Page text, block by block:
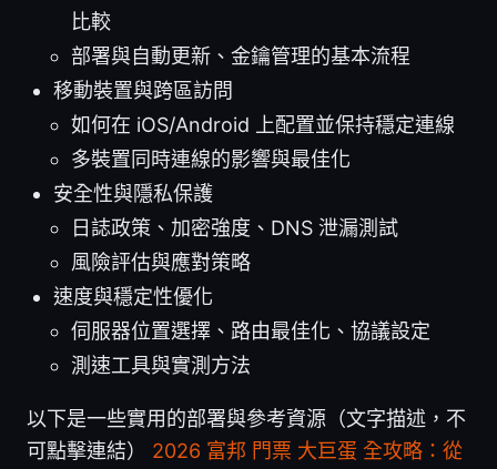
比較
部署與自動更新、金鑰管理的基本流程
移動裝置與跨區訪問
如何在 iOS/Android 上配置並保持穩定連線
多裝置同時連線的影響與最佳化
安全性與隱私保護
日誌政策、加密強度、DNS 泄漏測試
風險評估與應對策略
速度與穩定性優化
伺服器位置選擇、路由最佳化、協議設定
測速工具與實測方法
以下是一些實用的部署與參考資源（文字描述，不
可點擊連結） 2026 富邦 門票 大巨蛋 全攻略：從